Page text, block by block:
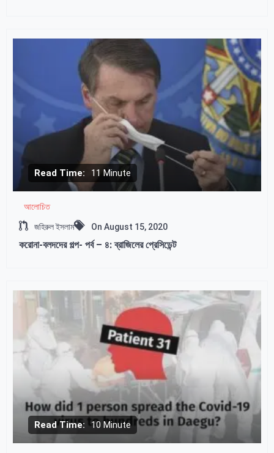
Read Time: 11 Minute
আলোচিত
জহিরুল ইসলাম On August 15, 2020
করোনা-বলদদের গল্প- পর্ব – ৪: ব্রাজিলের প্রেসিডেন্ট
Read Time: 10 Minute